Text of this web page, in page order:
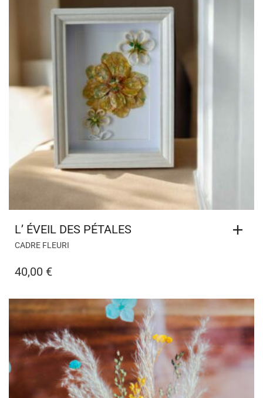
L’ ÉVEIL DES PÉTALES
CADRE FLEURI
40,00 €